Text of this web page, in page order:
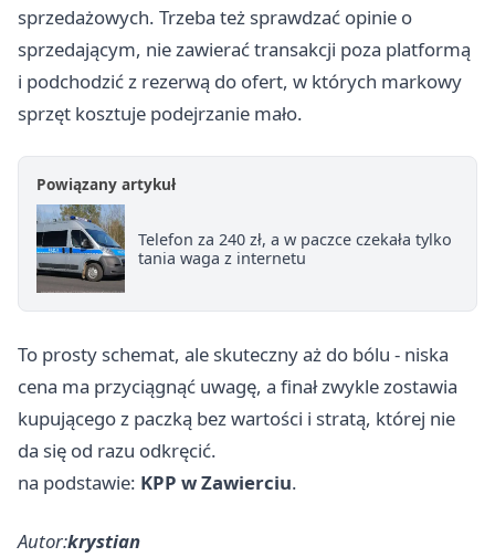
sprzedażowych. Trzeba też sprawdzać opinie o
sprzedającym, nie zawierać transakcji poza platformą
i podchodzić z rezerwą do ofert, w których markowy
sprzęt kosztuje podejrzanie mało.
Powiązany artykuł
Telefon za 240 zł, a w paczce czekała tylko
tania waga z internetu
To prosty schemat, ale skuteczny aż do bólu - niska
cena ma przyciągnąć uwagę, a finał zwykle zostawia
kupującego z paczką bez wartości i stratą, której nie
da się od razu odkręcić.
na podstawie: KPP w Zawierciu.
Autor:krystian